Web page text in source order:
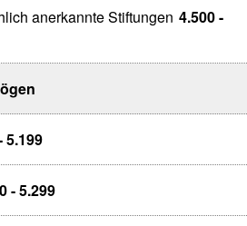
anerkannte Stiftungen 4.500 -
5.199
- 5.299